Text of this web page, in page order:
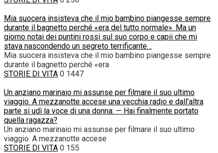
Mia suocera insisteva che il mio bambino piangesse sempre
durante il bagnetto perché «era del tutto normale». Ma un
giorno notai dei puntini rossi sul suo corpo e capii che mi
stava nascondendo un segreto terrificante…
Mia suocera insisteva che il mio bambino piangesse sempre
durante il bagnetto perché «era
STORIE DI VITA 0 1447
Un anziano marinaio mi assunse per filmare il suo ultimo
viaggio. A mezzanotte accese una vecchia radio e dall’altra
parte si udì la voce di una donna: — Hai finalmente portato
quella ragazza?
Un anziano marinaio mi assunse per filmare il suo ultimo
viaggio. A mezzanotte accese
STORIE DI VITA 0 155